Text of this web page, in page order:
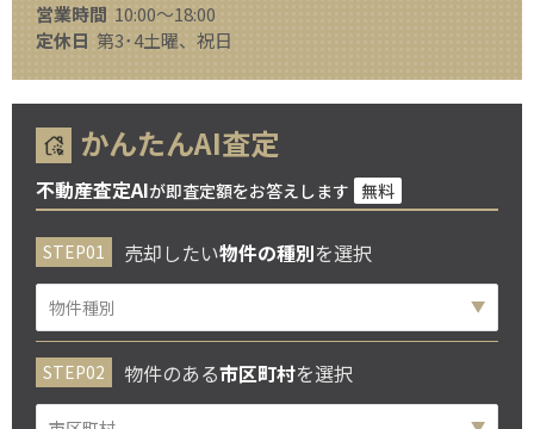
営業時間 10:00～18:00
定休日 第3･4土曜、祝日
かんたんAI査定
不動産査定AIが即査定額をお答えします 無料
売却したい物件の種別を選択
物件のある市区町村を選択